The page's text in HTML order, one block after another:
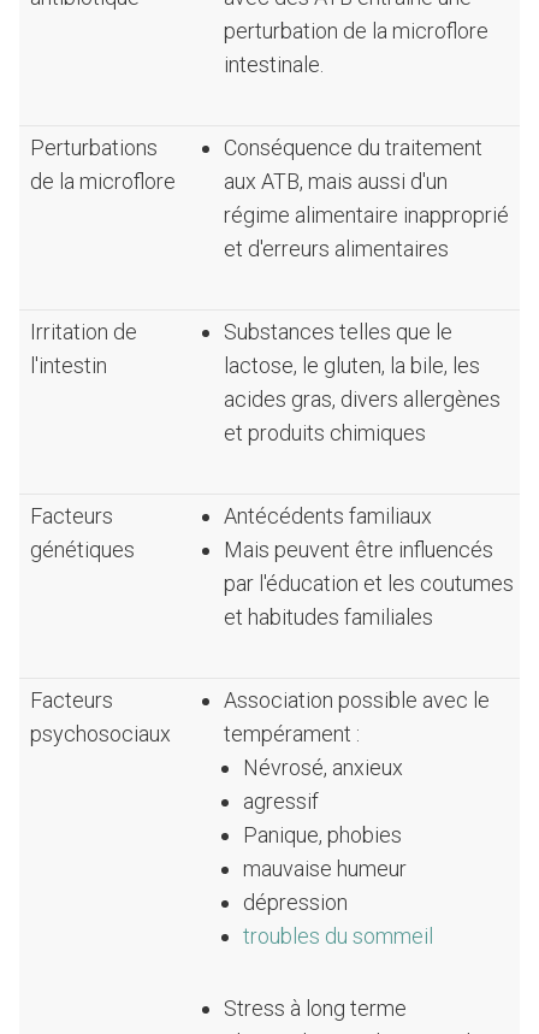
perturbation de la microflore
intestinale.
Perturbations
de la microflore
Conséquence du traitement
aux ATB, mais aussi d'un
régime alimentaire inapproprié
et d'erreurs alimentaires
Irritation de
l'intestin
Substances telles que le
lactose, le gluten, la bile, les
acides gras, divers allergènes
et produits chimiques
Facteurs
génétiques
Antécédents familiaux
Mais peuvent être influencés
par l'éducation et les coutumes
et habitudes familiales
Facteurs
psychosociaux
Association possible avec le
tempérament :
Névrosé, anxieux
agressif
Panique, phobies
mauvaise humeur
dépression
troubles du sommeil
Stress à long terme